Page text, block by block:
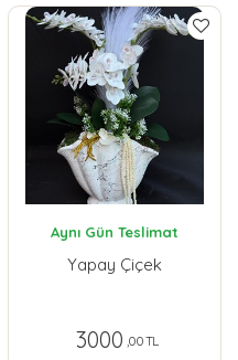
Aynı Gün Teslimat
Yapay Çiçek
3000 ,00 TL